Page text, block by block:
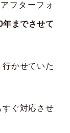
フターフォ
年までさせて
かせていた
ぐ対応させ